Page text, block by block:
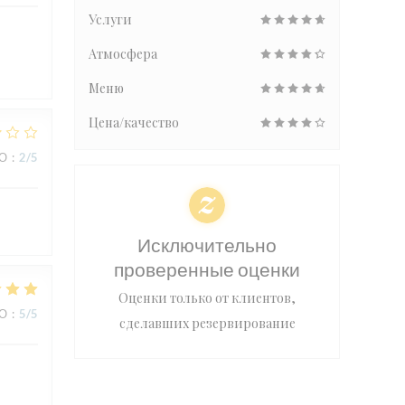
: 2/5
: 5/5
Услуги
Атмосфера
Меню
Цена/качество
Исключительно
проверенные оценки
Оценки только от клиентов,
сделавших резервирование